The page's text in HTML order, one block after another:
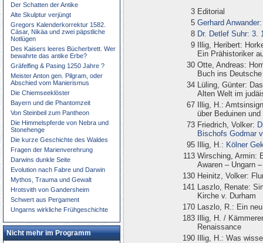
3 Editorial
5 Gerhard
8 Dr. Detlef Suhr: 3.
9
Illig, Heribert:
Ein Prähistoriker
30 Otte, Andreas:
Buch ins
34
Lüling, Günter:
Alten Welt im
67
Illig, H.:
über Beduinen und
73 Friedrich, Volker:
Bischofs Godmar
95
Illig, H.: Kölner
113 Wirsching, Armin:
Awaren – Ungarn
130 Heinitz, Volker:
141
Laszlo, Renate:
Kirche v. Durham
170
Laszlo, R.: Ein
183
Illig, H. /
Renaissance
190
Illig, H.: Was
Der Schatten der Antike
Alte Skulptur verjüngt
Gregors Kalenderkorrektur 1582.
Cäsar, Nikäa und zwei päpstliche
Notlügen
Des Kaisers leeres Bücherbrett. Wer
bewahrte das antike Erbe?
Gräfelfing & Pasing 1250 Jahre ?
Meister Anton gen. Pilgram, oder
Abschied vom Manierismus
Die Chiemseeklöster
Bayern und die Phantomzeit
Von Steinbeil zum Pantheon
Die Himmelspferde von Nebra und
Stonehenge
Die kurze Geschichte des Waldes
Fragen der Marienverehrung
Darwins dunkle Seite
Evolution nach Fabre und Darwin
Mythos, Trauma und Gewalt
Hrotsvith von Gandersheim
Schwert aus Pergament
Ungarns wirkliche Frühgeschichte
Nicht mehr im Programm